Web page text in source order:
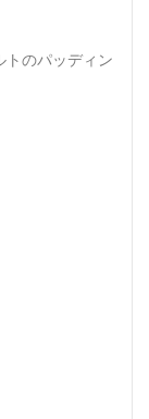
トのパッディン